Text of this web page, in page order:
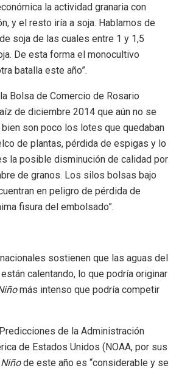
la actividad granaria con
y el resto iría a soja. Hablamos de
soja de las cuales entre 1 y 1,5
De esta forma el monocultivo
batalla este año”.
Bolsa de Comercio de Rosario
de diciembre 2014 que aún no se
son poco los lotes que quedaban
de plantas, pérdida de espigas y lo
la posible disminución de calidad por
de granos. Los silos bolsas bajo
en peligro de pérdida de
fisura del embolsado”.
sostienen que las aguas del
calentando, lo que podría originar
más intenso que podría competir
de la Administración
de Estados Unidos (NOAA, por sus
de este año es “considerable y se